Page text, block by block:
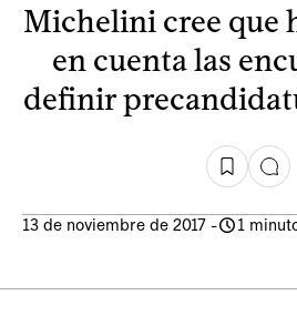
Michelini cree que
en cuenta las
definir
13 de noviembre de 2017 - 1